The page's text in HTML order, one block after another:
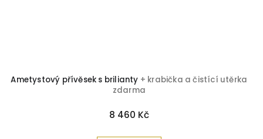
Ametystový přívěsek s brilianty + krabička a čistící utěrka
zdarma
8 460 Kč